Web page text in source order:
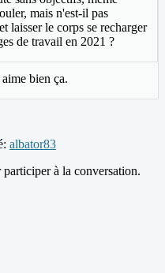
mais n'est-il pas
laisser le corps se recharger
de travail en 2021 ?
bien ça.
albator83
participer à la conversation.